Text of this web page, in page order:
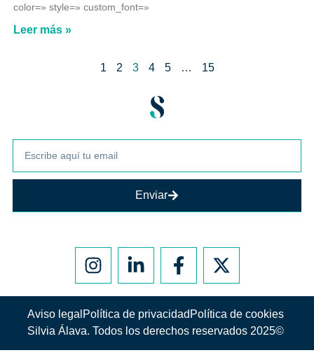
color=» style=» custom_font=»
Leer más »
1 2 3 4 5 … 15
Enviar
Aviso legal Política de privacidad Política de cookies
Silvia Álava. Todos los derechos reservados 2025©